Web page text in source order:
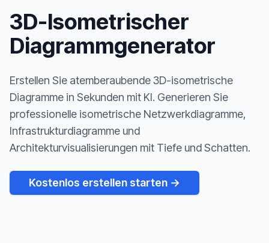
3D-Isometrischer
Diagrammgenerator
Erstellen Sie atemberaubende 3D-isometrische
Diagramme in Sekunden mit KI. Generieren Sie
professionelle isometrische Netzwerkdiagramme,
Infrastrukturdiagramme und
Architekturvisualisierungen mit Tiefe und Schatten.
Kostenlos erstellen starten →